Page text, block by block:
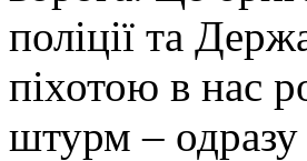
поліції та
піхотою в нас
штурм –